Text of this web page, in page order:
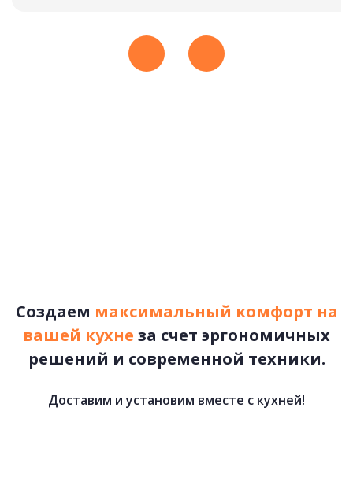
Рассчитать стоимость
Создаем максимальный комфорт на
вашей кухне за счет эргономичных
решений и современной техники.
Доставим и установим вместе с кухней!